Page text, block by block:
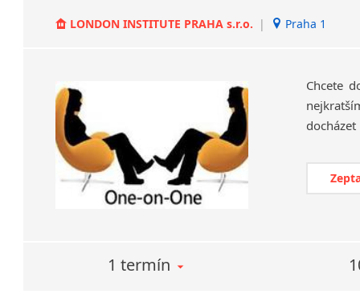
LONDON INSTITUTE PRAHA s.r.o. | Praha 1
Chcete
1 termín